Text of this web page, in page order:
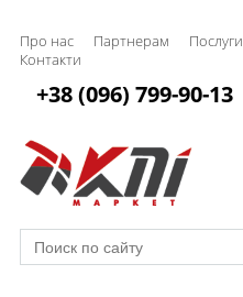
Про нас Партнерам Послуги
Контакти
+38 (096) 799-90-13